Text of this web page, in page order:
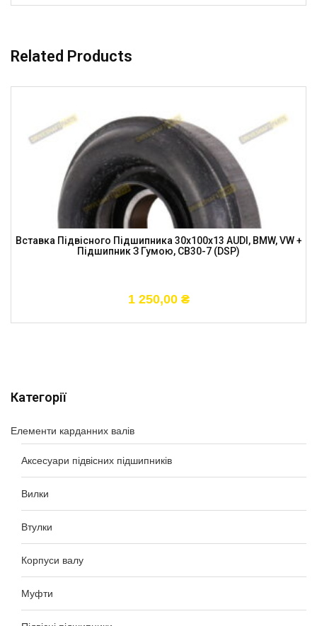
Категорії
Елементи карданних валів
Аксесуари підвісних підшипників
Вилки
Втулки
Корпуси валу
Муфти
Related Products
Вставка Підвісного Підшипника 30x100x13 AUDI, BMW, VW +
Підшипник З Гумою, CB30-7 (DSP)
1 250,00 ₴